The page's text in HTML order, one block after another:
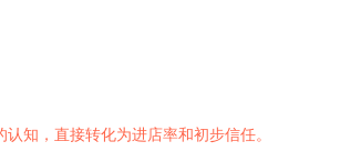
知，直接转化为进店率和初步信任。